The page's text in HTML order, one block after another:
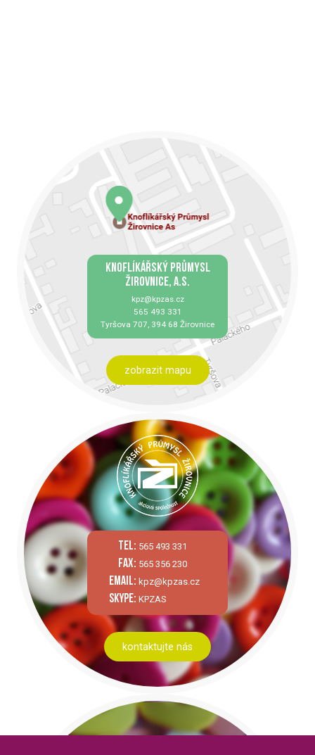
KNOFLÍKÁŘSKÝ PRŮMYSL
ŽIROVNICE, A.S.
kpz@kpzas.cz
565 493 331
Tyršova 707, 394 68 Žirovnice
zobrazit mapu
tel: 565 493 331
fax: 565 356 230
email: kpz@kpzas.cz
skype: KPZAS
kontaktujte nás